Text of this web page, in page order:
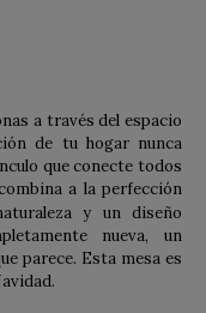
a través del espacio
de tu hogar nunca
que conecte todos
a la perfección
y un diseño
nueva, un
parece. Esta mesa es